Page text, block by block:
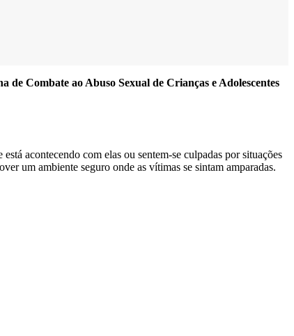
de Combate ao Abuso Sexual de Crianças e Adolescentes
acontecendo com elas ou sentem-se culpadas por situações
um ambiente seguro onde as vítimas se sintam amparadas.